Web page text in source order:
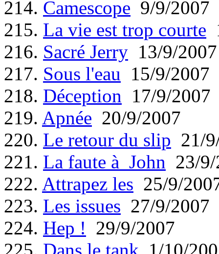
214. Camescope 9/9/2007
215. La vie est trop courte
216. Sacré Jerry 13/9/2007
217. Sous l'eau 15/9/2007
218. Déception 17/9/2007
219. Apnée 20/9/2007
220. Le retour du slip 21/
221. La faute à John 23/
222. Attrapez les 25/9/
223. Les issues 27/9/2007
224. Hep ! 29/9/2007